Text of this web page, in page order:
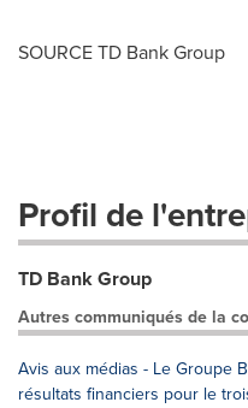
SOURCE TD Bank Group
Profil de
TD Bank Group
Autres communiqués de la
Avis aux médias - Le Groupe
résultats financiers pour le